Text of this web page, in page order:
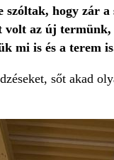
hogy zár
volt az új
mi is és a terem
sőt akad